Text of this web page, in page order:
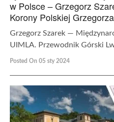
w Polsce – Grzegorz
Korony Polskiej
Grzegorz Szarek —
UIMLA. Przewodnik Górski
Posted On 05 sty 2024